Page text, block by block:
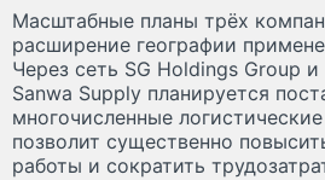
Масштабные планы трёх
расширение географии
Через сеть SG Holdings Group
Sanwa Supply планируется
многочисленные
позволит существенно
работы и сократить